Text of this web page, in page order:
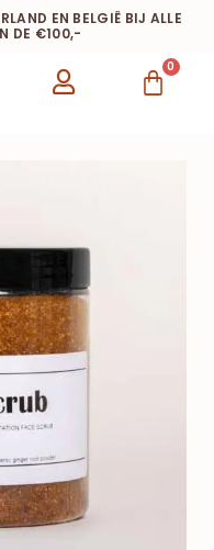
EN BELGIË BIJ ALLE
DE €100,-
0